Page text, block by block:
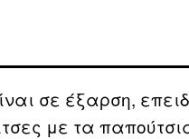
σε έξαρση,
με τα